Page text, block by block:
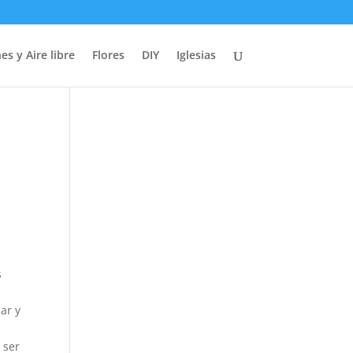
y Aire libre Flores DIY Iglesias
y
ser